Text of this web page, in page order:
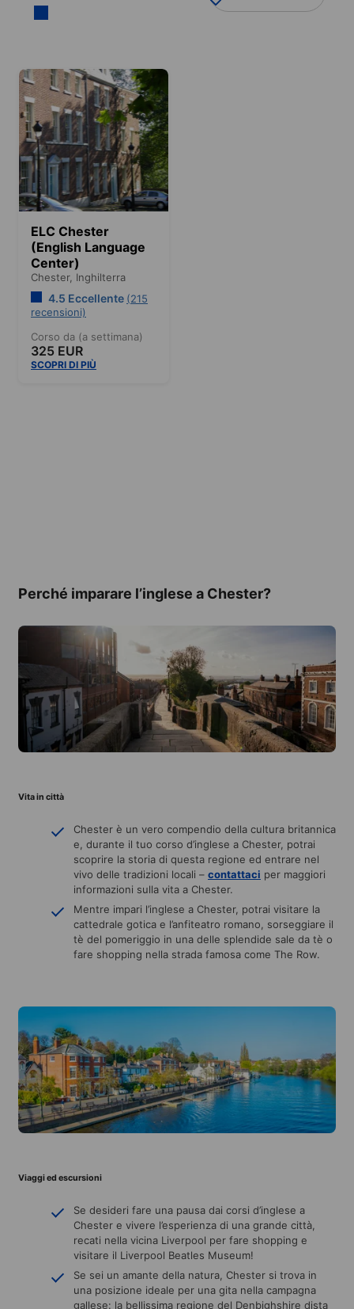
ELC Chester
(English Language
Center)
Chester, Inghilterra
4.5 Eccellente (215
recensioni)
Corso da (a settimana)
325 EUR
SCOPRI DI PIÙ
Perché imparare l’inglese a Chester?
Vita in città
Chester è un vero compendio della cultura britannica
e, durante il tuo corso d’inglese a Chester, potrai
scoprire la storia di questa regione ed entrare nel
vivo delle tradizioni locali – contattaci per maggiori
informazioni sulla vita a Chester.
Mentre impari l’inglese a Chester, potrai visitare la
cattedrale gotica e l’anfiteatro romano, sorseggiare il
tè del pomeriggio in una delle splendide sale da tè o
fare shopping nella strada famosa come The Row.
Viaggi ed escursioni
Se desideri fare una pausa dai corsi d’inglese a
Chester e vivere l’esperienza di una grande città,
recati nella vicina Liverpool per fare shopping e
visitare il Liverpool Beatles Museum!
Se sei un amante della natura, Chester si trova in
una posizione ideale per una gita nella campagna
gallese: la bellissima regione del Denbighshire dista